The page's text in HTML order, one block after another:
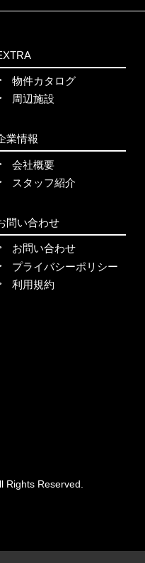
物件カタログ
周辺施設
業情報
会社概要
スタッフ紹介
問い合わせ
お問い合わせ
プライバシーポリシー
利用規約
Rights Reserved.